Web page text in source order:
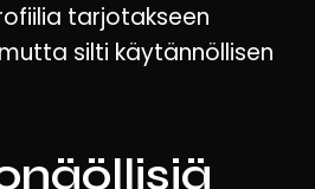
tarjotakseen
silti käytännöllisen